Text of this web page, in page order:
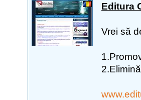
Editura
Vrei să